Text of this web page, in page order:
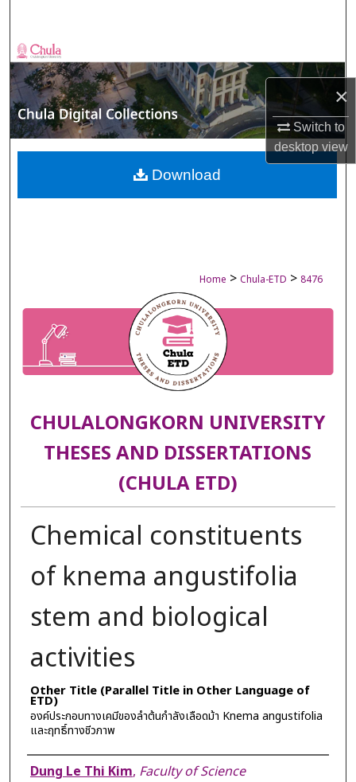
×
Switch to
desktopview
Browse Collections
My Account
About
Digital Commons Network™
Home > Chula-ETD > 8476
CHULALONGKORN UNIVERSITY
THESES AND DISSERTATIONS
(CHULA ETD)
Chemical constituents
of knema angustifolia
stem and biological
activities
Other Title (Parallel Title in Other Language of
ETD)
องค์ประกอบทางเคมีของลำต้นกำลังเลือดม้า Knema angustifolia
และฤทธิ์ทางชีวภาพ
Author
Dung Le Thi Kim, Faculty of Science
Download